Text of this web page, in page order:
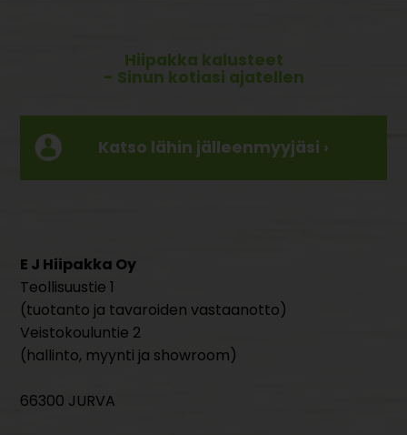
Hiipakka kalusteet
- Sinun kotiasi ajatellen
Katso lähin jälleenmyyjäsi ›
E J Hiipakka Oy
Teollisuustie 1
(tuotanto ja tavaroiden vastaanotto)
Veistokouluntie 2
(hallinto, myynti ja showroom)
66300 JURVA